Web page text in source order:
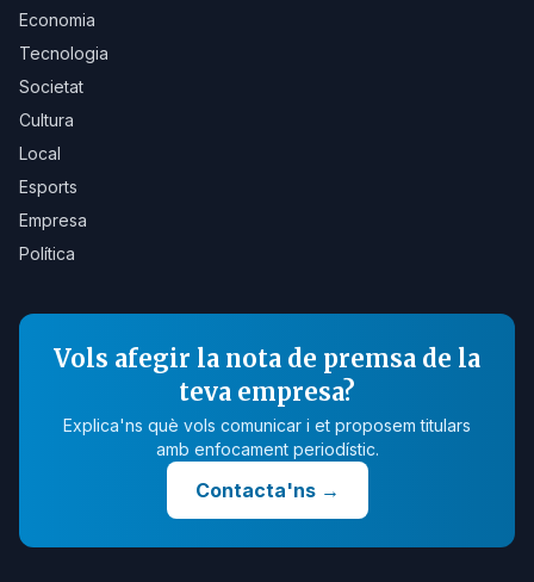
Economia
Tecnologia
Societat
Cultura
Local
Esports
Empresa
Política
Vols afegir la nota de premsa de la
teva empresa?
Explica'ns què vols comunicar i et proposem titulars
amb enfocament periodístic.
Contacta'ns→